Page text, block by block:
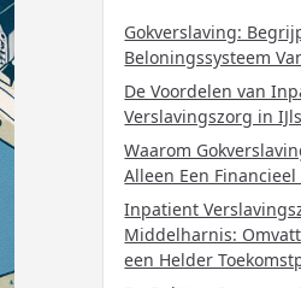
Gokverslaving:
Beloningssysteem
De Voordelen van
Verslavingszorg in
Waarom
Alleen Een
Inpatient
Middelharnis:
een Helder